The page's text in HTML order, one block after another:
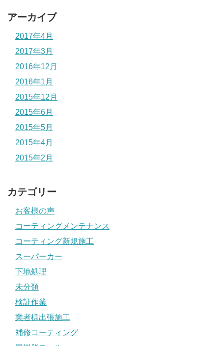
アーカイブ
2017年4月
2017年3月
2016年12月
2016年1月
2015年12月
2015年6月
2015年5月
2015年4月
2015年2月
カテゴリー
お客様の声
コーティングメンテナンス
コーティング新規施工
スーパーカー
下地処理
未分類
検証作業
業者様出張施工
補修コーティング